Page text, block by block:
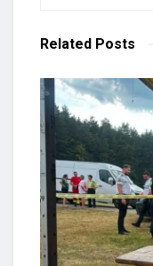
Related Posts